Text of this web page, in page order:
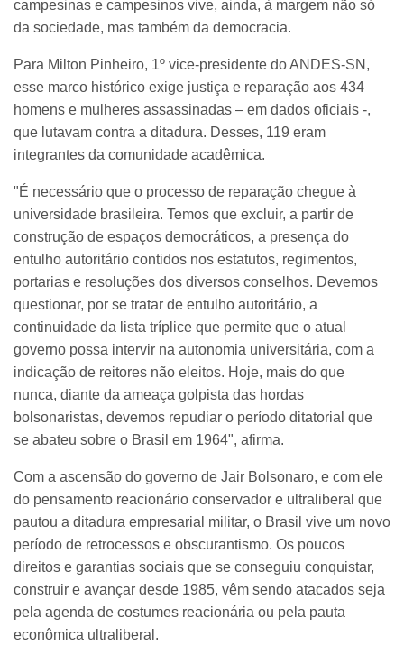
campesinas e campesinos vive, ainda, à margem não só
da sociedade, mas também da democracia.
Para Milton Pinheiro, 1º vice-presidente do ANDES-SN,
esse marco histórico exige justiça e reparação aos 434
homens e mulheres assassinadas – em dados oficiais -,
que lutavam contra a ditadura. Desses, 119 eram
integrantes da comunidade acadêmica.
"É necessário que o processo de reparação chegue à
universidade brasileira. Temos que excluir, a partir de
construção de espaços democráticos, a presença do
entulho autoritário contidos nos estatutos, regimentos,
portarias e resoluções dos diversos conselhos. Devemos
questionar, por se tratar de entulho autoritário, a
continuidade da lista tríplice que permite que o atual
governo possa intervir na autonomia universitária, com a
indicação de reitores não eleitos. Hoje, mais do que
nunca, diante da ameaça golpista das hordas
bolsonaristas, devemos repudiar o período ditatorial que
se abateu sobre o Brasil em 1964", afirma.
Com a ascensão do governo de Jair Bolsonaro, e com ele
do pensamento reacionário conservador e ultraliberal que
pautou a ditadura empresarial militar, o Brasil vive um novo
período de retrocessos e obscurantismo. Os poucos
direitos e garantias sociais que se conseguiu conquistar,
construir e avançar desde 1985, vêm sendo atacados seja
pela agenda de costumes reacionária ou pela pauta
econômica ultraliberal.